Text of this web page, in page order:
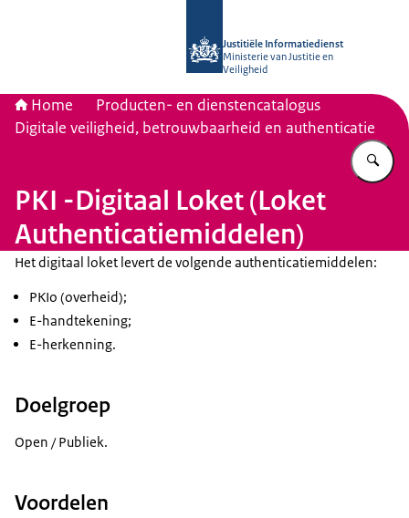
Justitiële Informatiedienst
Ministerie van Justitie en
Veiligheid
Home
Producten- en dienstencatalogus
Digitale veiligheid, betrouwbaarheid en authenticatie
PKI -Digitaal Loket (Loket
Authenticatiemiddelen)
Het digitaal loket levert de volgende authenticatiemiddelen:
PKIo (overheid);
E-handtekening;
E-herkenning.
Doelgroep
Open / Publiek.
Voordelen